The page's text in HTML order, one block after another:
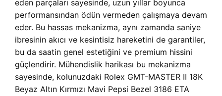
eden parçaları sayesinde, uzun yıllar boyunca
performansından ödün vermeden çalışmaya devam
eder. Bu hassas mekanizma, aynı zamanda saniye
ibresinin akıcı ve kesintisiz hareketini de garantiler,
bu da saatin genel estetiğini ve premium hissini
güçlendirir. Mühendislik harikası bu mekanizma
sayesinde, kolunuzdaki Rolex GMT-MASTER II 18K
Beyaz Altın Kırmızı Mavi Pepsi Bezel 3186 ETA